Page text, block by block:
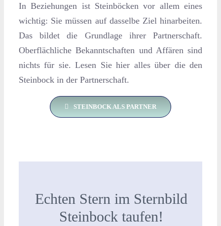
In Beziehungen ist Steinböcken vor allem eines
wichtig: Sie müssen auf dasselbe Ziel hinarbeiten.
Das bildet die Grundlage ihrer Partnerschaft.
Oberflächliche Bekanntschaften und Affären sind
nichts für sie. Lesen Sie hier alles über die den
Steinbock in der Partnerschaft.
STEINBOCK ALS PARTNER
Echten Stern im Sternbild
Steinbock taufen!